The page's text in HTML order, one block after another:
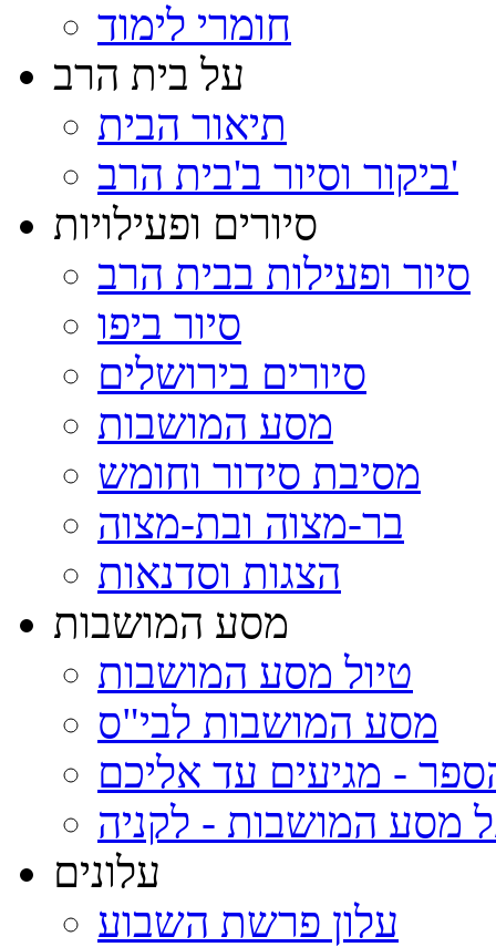
חומרי לימוד
על בית הרב
תיאור הבית
ביקור וסיור ב'בית הרב'
סיורים ופעילויות
סיור ופעילות בבית הרב
סיור ביפו
סיורים בירושלים
מסע המושבות
מסיבת סידור וחומש
בר-מצוה ובת-מצוה
הצגות וסדנאות
מסע המושבות
טיול מסע המושבות
מסע המושבות לבי"ס
- מגיעים עד אליכם
מסע המושבות - לקניה
עלונים
עלון פרשת השבוע